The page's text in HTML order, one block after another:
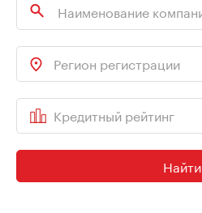
Регион регистрации
Кредитный рейтинг
Найти